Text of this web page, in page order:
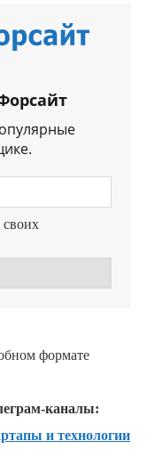
своих
формате
каналы:
и технологии